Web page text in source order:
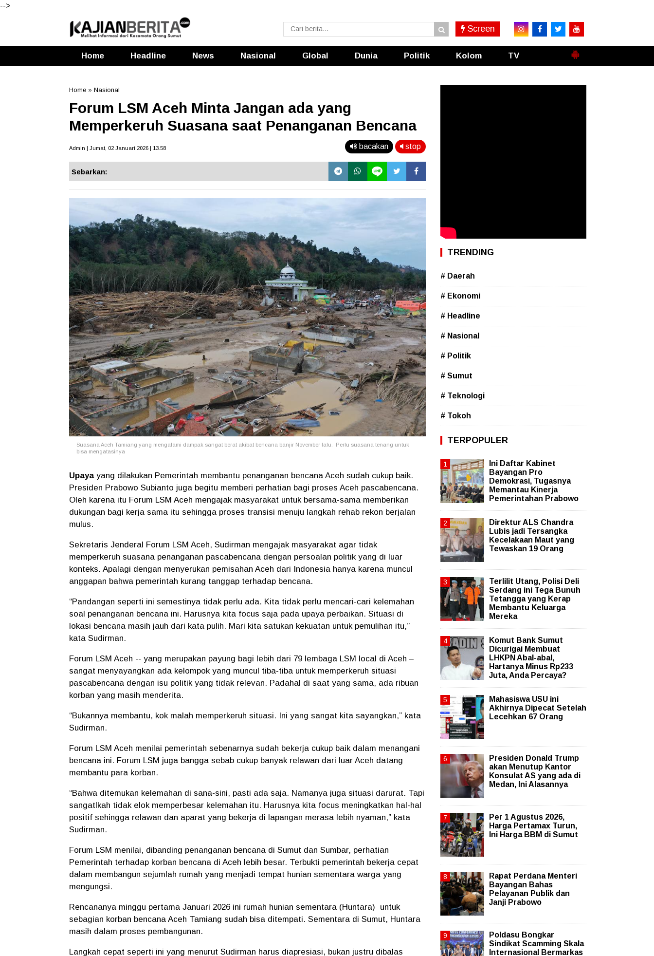
-->
Screen
Home Headline News Nasional Global Dunia Politik Kolom TV
Home » Nasional
Forum LSM Aceh Minta Jangan ada yang
Memperkeruh Suasana saat Penanganan Bencana
Admin | Jumat, 02 Januari 2026 | 13.58 bacakan stop
Sebarkan:
Suasana Aceh Tamiang yang mengalami dampak sangat berat akibat bencana banjir November lalu. Perlu suasana tenang untuk
bisa mengatasinya
Upaya yang dilakukan Pemerintah membantu penanganan bencana Aceh sudah cukup baik.
Presiden Prabowo Subianto juga begitu memberi perhatian bagi proses Aceh pascabencana.
Oleh karena itu Forum LSM Aceh mengajak masyarakat untuk bersama-sama memberikan
dukungan bagi kerja sama itu sehingga proses transisi menuju langkah rehab rekon berjalan
mulus.
Sekretaris Jenderal Forum LSM Aceh, Sudirman mengajak masyarakat agar tidak
memperkeruh suasana penanganan pascabencana dengan persoalan politik yang di luar
konteks. Apalagi dengan menyerukan pemisahan Aceh dari Indonesia hanya karena muncul
anggapan bahwa pemerintah kurang tanggap terhadap bencana.
“Pandangan seperti ini semestinya tidak perlu ada. Kita tidak perlu mencari-cari kelemahan
soal penanganan bencana ini. Harusnya kita focus saja pada upaya perbaikan. Situasi di
lokasi bencana masih jauh dari kata pulih. Mari kita satukan kekuatan untuk pemulihan itu,”
kata Sudirman.
Forum LSM Aceh -- yang merupakan payung bagi lebih dari 79 lembaga LSM local di Aceh –
sangat menyayangkan ada kelompok yang muncul tiba-tiba untuk memperkeruh situasi
pascabencana dengan isu politik yang tidak relevan. Padahal di saat yang sama, ada ribuan
korban yang masih menderita.
“Bukannya membantu, kok malah memperkeruh situasi. Ini yang sangat kita sayangkan,” kata
Sudirman.
Forum LSM Aceh menilai pemerintah sebenarnya sudah bekerja cukup baik dalam menangani
bencana ini. Forum LSM juga bangga sebab cukup banyak relawan dari luar Aceh datang
membantu para korban.
“Bahwa ditemukan kelemahan di sana-sini, pasti ada saja. Namanya juga situasi darurat. Tapi
sangatlkah tidak elok memperbesar kelemahan itu. Harusnya kita focus meningkatkan hal-hal
positif sehingga relawan dan aparat yang bekerja di lapangan merasa lebih nyaman,” kata
Sudirman.
Forum LSM menilai, dibanding penanganan bencana di Sumut dan Sumbar, perhatian
Pemerintah terhadap korban bencana di Aceh lebih besar. Terbukti pemerintah bekerja cepat
dalam membangun sejumlah rumah yang menjadi tempat hunian sementara warga yang
mengungsi.
Rencananya minggu pertama Januari 2026 ini rumah hunian sementara (Huntara)
untuk
sebagian korban bencana Aceh Tamiang sudah bisa ditempati. Sementara di Sumut, Huntara
masih dalam proses pembangunan.
Langkah cepat seperti ini yang menurut Sudirman harus diapresiasi, bukan justru dibalas
TRENDING
# Daerah
# Ekonomi
# Headline
# Nasional
# Politik
# Sumut
# Teknologi
# Tokoh
TERPOPULER
Ini Daftar Kabinet
Bayangan Pro
Demokrasi, Tugasnya
Memantau Kinerja
Pemerintahan Prabowo
Direktur ALS Chandra
Lubis jadi Tersangka
Kecelakaan Maut yang
Tewaskan 19 Orang
Terlilit Utang, Polisi Deli
Serdang ini Tega Bunuh
Tetangga yang Kerap
Membantu Keluarga
Mereka
Komut Bank Sumut
Dicurigai Membuat
LHKPN Abal-abal,
Hartanya Minus Rp233
Juta, Anda Percaya?
Mahasiswa USU ini
Akhirnya Dipecat Setelah
Lecehkan 67 Orang
Presiden Donald Trump
akan Menutup Kantor
Konsulat AS yang ada di
Medan, Ini Alasannya
Per 1 Agustus 2026,
Harga Pertamax Turun,
Ini Harga BBM di Sumut
Rapat Perdana Menteri
Bayangan Bahas
Pelayanan Publik dan
Janji Prabowo
Poldasu Bongkar
Sindikat Scamming Skala
Internasional Bermarkas